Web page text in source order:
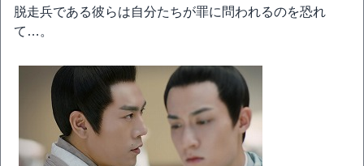
脱走兵である彼らは自分たちが罪に問われるのを恐れ
て…。